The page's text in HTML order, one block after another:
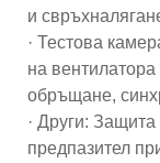
и
· Тестова
на
обръщане,
· Други:
предпазител